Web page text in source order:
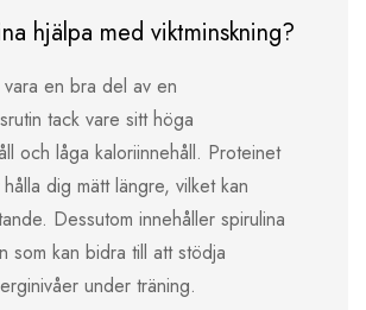
hjälpa med viktminskning?
vara en bra del av en
tack vare sitt höga
och låga kaloriinnehåll. Proteinet
dig mätt längre, vilket kan
Dessutom innehåller spirulina
som kan bidra till att stödja
under träning.